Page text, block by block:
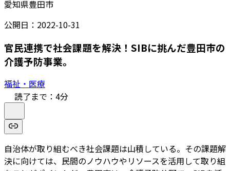
愛知県豊田市
公開日： 2022-10-31
官民連携で社会課題を解決！SIBに挑んだ豊田市の
介護予防事業。
福祉・医療
読了まで： 4分
自治体が取り組むべき社会課題は山積している。その課題解
決に向けては、民間のノウハウやリソースを活用して取り組